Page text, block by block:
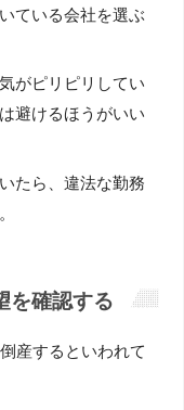
ている会社を選ぶ
がピリピリしてい
避けるほうがいい
たら、違法な勤務
を確認する
産するといわれて